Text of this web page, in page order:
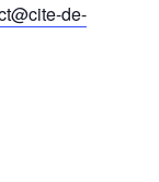
de-